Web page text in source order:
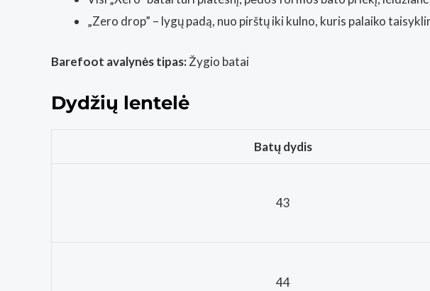
„Zero drop” – lygų padą, nuo pirštų iki kulno, kuris palaiko
Barefoot avalynės tipas:Žygio batai
Dydžių lentelė
Batų dydis
43
44